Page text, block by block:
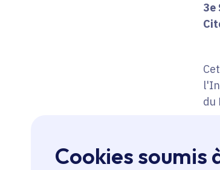
Cookies
3e
du